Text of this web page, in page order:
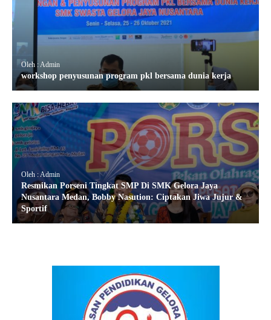
Oleh : Admin
workshop penyusunan program pkl bersama dunia kerja
Oleh : Admin
Resmikan Porseni Tingkat SMP Di SMK Gelora Jaya
Nusantara Medan, Bobby Nasution: Ciptakan Jiwa Jujur &
Sportif